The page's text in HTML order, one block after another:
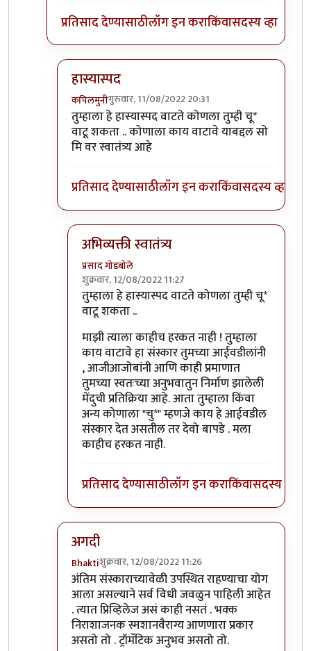
प्रतिसाद देण्यासाठीलॉग इन कराकिंवासदस्य व्हा
हास्यास्पद
कपिलमुनीगुरुवार, 11/08/2022 20:31
In reply toविचित्र प्रतिसाद?byप्रसाद गोडबोले
तुम्हाला हे हास्यास्पद वाटते कोणला तुम्ही चू*
वाटू शकता .. कोणाला काय वाटावे याबद्दल सो
मि वर स्वातंत्र्य आहे
प्रतिसाद देण्यासाठीलॉग इन कराकिंवासदस्य व्हा
अभिव्यक्ती स्वातंत्र्य
प्रसाद गोडबोले
शुक्रवार, 12/08/2022 11:27
In reply toहास्यास्पदbyकपिलमुनी
तुम्हाला हे हास्यास्पद वाटते कोणला तुम्ही चू*
वाटू शकता ..
माझी त्याला काहीच हरकत नाही ! तुम्हाला
काय वाटावे हा संस्कार तुमच्या आईवडीलांनी
, आजीआजोबांनी आणि काही प्रमाणात
तुमच्या स्वतःच्या अनुभवातुन निर्माण झालेली
मेंदुची प्रतिक्रिया आहे. आता तुम्हाला किंवा
अन्य कोणाला "चु*" म्हणजे काय हे आईवडील
संस्कार देत असतील तर देवो बापडे . मला
काहीच हरकत नाही.
प्रतिसाद देण्यासाठीलॉग इन कराकिंवासदस्य व्हा
अगदी
Bhaktiशुक्रवार, 12/08/2022 11:26
In reply toविचित्र प्रतिसाद?byप्रसाद गोडबोले
अंतिम संस्काराच्यावेळी उपस्थित राहण्याचा योग
आला असल्याने सर्व विधी जवळुन पाहिली आहेत
. त्यात प्रिव्हिलेज असं काही नसतं . भक्क
निराशाजनक स्मशानवैराग्य आणणारा प्रकार
असतो तो . ट्रॉमॅटिक अनुभव असतो तो.